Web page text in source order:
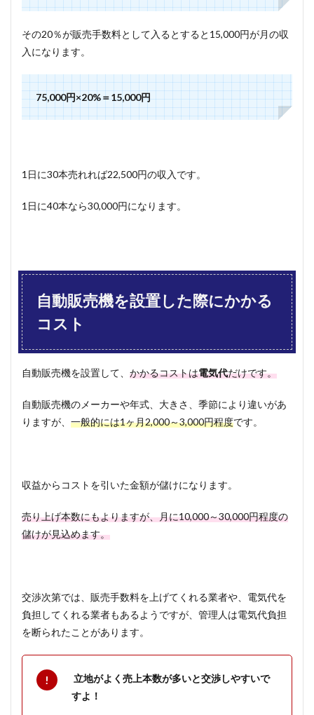
アサヒ
5.1.6
キリン
ビバレ
ッジ
5.2
独立
ータ
5.3
との
せ窓
口情
報一
（主
ーカ
み）
6
その20％が販売手数料として入るとすると15,000円が月の収
入になります。
75,000円×20%＝15,000円
1日に30本売れれば22,500円の収入です。
1日に40本なら30,000円になります。
自動販売機を設置した際にかかる
コスト
自動販売機を設置して、 かかるコストは電気代だけです。
自動販売機のメーカーや年式、大きさ、季節により違いがあ
りますが、 一般的には1ヶ月2,000～3,000円程度です。
収益からコストを引いた金額が儲けになります。
売り上げ本数にもよりますが、月に10,000～30,000円程度の
儲けが見込めます。
交渉次第では、販売手数料を上げてくれる業者や、電気代を
負担してくれる業者もあるようですが、管理人は電気代負担
を断られたことがあります。
立地がよく売上本数が多いと交渉しやすいで
すよ！